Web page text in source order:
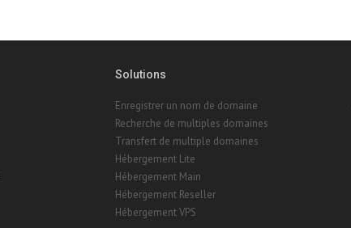
Solutions
Enregistrer un nom de domaine
Recherche de multiples domaines
Transfert de multiple domaines
Hébergement Lite
Hébergement Main
Hébergement Reseller
Hébergement VPS